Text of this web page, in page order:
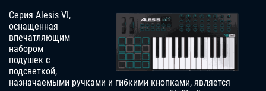
Серия Alesis VI,
оснащенная
впечатляющим
набором
подушек с
подсветкой,
назначаемыми ручками и гибкими кнопками, является